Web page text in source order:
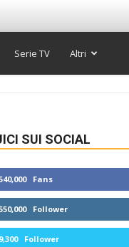
Serie TV Altri
SUI SOCIAL
Fans
Follower
9,300 Follower